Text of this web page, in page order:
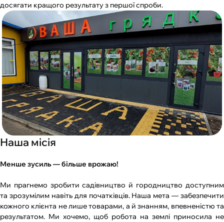
досягати кращого результату з першої спроби.
Наша місія
Менше зусиль — більше врожаю!
Ми прагнемо зробити садівництво й городництво доступним
та зрозумілим навіть для початківців. Наша мета — забезпечити
кожного клієнта не лише товарами, а й знанням, впевненістю та
результатом. Ми хочемо, щоб робота на землі приносила не